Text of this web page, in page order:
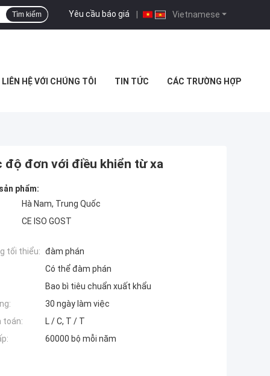
Vietnamese
Yêu cầu báo giá |
Tìm kiếm
LIÊN HỆ VỚI CHÚNG TÔI TIN TỨC CÁC TRƯỜNG HỢP
độ đơn với điều khiển từ xa
phẩm:
Hà Nam, Trung Quốc
CE ISO GOST
tối thiểu: đàm phán
Có thể đàm phán
Bao bì tiêu chuẩn xuất khẩu
30 ngày làm việc
toán:
L / C, T / T
60000 bộ mỗi năm